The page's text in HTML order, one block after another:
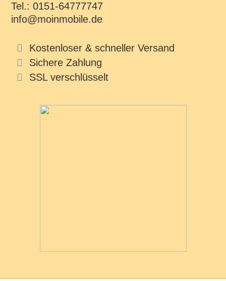
Tel.: 0151-64777747
info@moinmobile.de
Kostenloser & schneller Versand
Sichere Zahlung
SSL verschlüsselt